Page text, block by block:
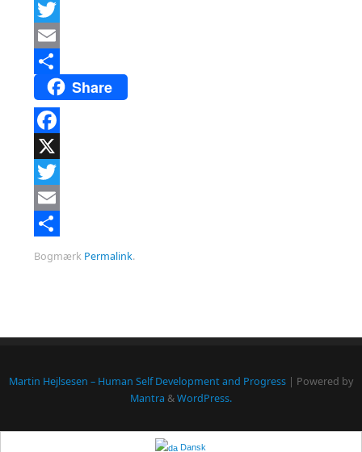
X
Twitter
Email
Del
Share
Facebook
X
Twitter
Email
Del
Bogmærk Permalink.
Martin Hejlsesen – Human Self Development and Progress | Powered by
Mantra &WordPress.
Dansk